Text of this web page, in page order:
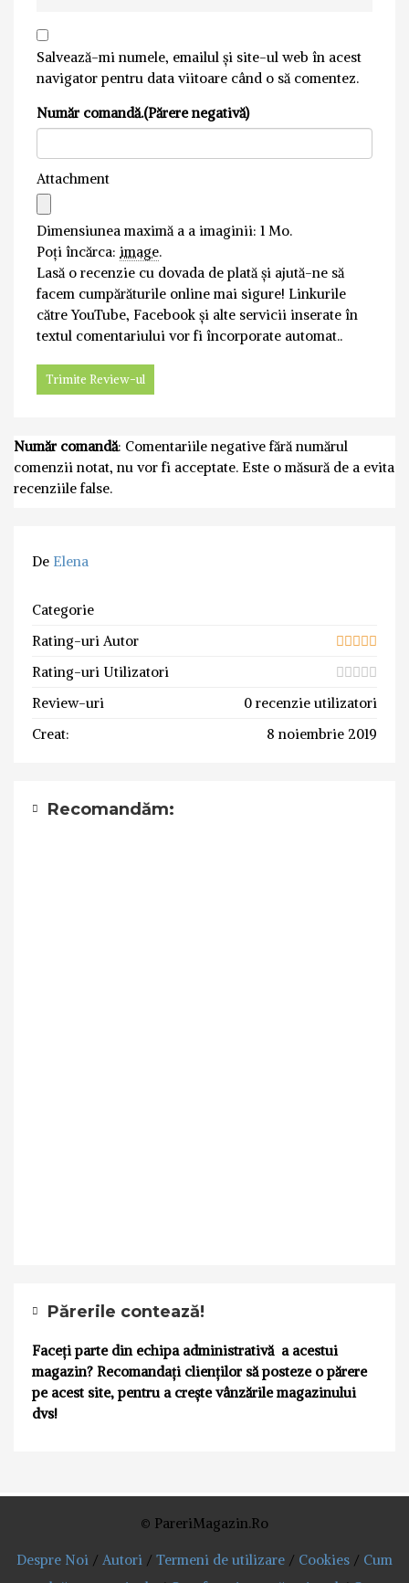
Salvează-mi numele, emailul și site-ul web în acest
navigator pentru data viitoare când o să comentez.
Număr comandă.(Părere negativă)
Attachment
Dimensiunea maximă a a imaginii: 1 Mo.
Poți încărca: image.
Lasă o recenzie cu dovada de plată și ajută-ne să
facem cumpărăturile online mai sigure! Linkurile
către YouTube, Facebook și alte servicii inserate în
textul comentariului vor fi încorporate automat..
Număr comandă: Comentariile negative fără numărul
comenzii notat, nu vor fi acceptate. Este o măsură de a evita
recenziile false.
De Elena
Categorie
Rating-uri Autor
Rating-uri Utilizatori
Review-uri
0 recenzie utilizatori
Creat:
8 noiembrie 2019
Recomandăm:
Părerile contează!
Faceți parte din echipa administrativă a acestui
magazin? Recomandați clienților să posteze o părere
pe acest site, pentru a crește vânzările magazinului
dvs!
© PareriMagazin.Ro
Despre Noi / Autori / Termeni de utilizare / Cookies / Cum